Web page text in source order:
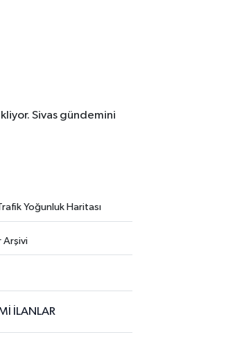
Sivas gündemini
Yoğunluk Haritası
Arşivi
İLANLAR